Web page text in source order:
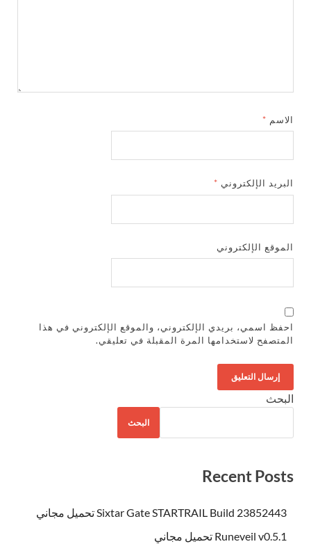
الاسم *
البريد الإلكتروني *
الموقع الإلكتروني
احفظ اسمي، بريدي الإلكتروني، والموقع الإلكتروني في هذا
المتصفح لاستخدامها المرة المقبلة في تعليقي.
البحث
البحث
Recent Posts
Sixtar Gate STARTRAIL Build 23852443 تحميل مجاني
Runeveil v0.5.1 تحميل مجاني